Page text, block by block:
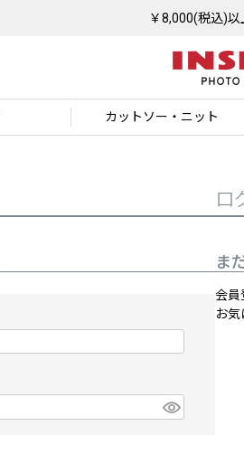
￥8,000(税込)以
カットソー ・ニット
ロ
ま
会員
お